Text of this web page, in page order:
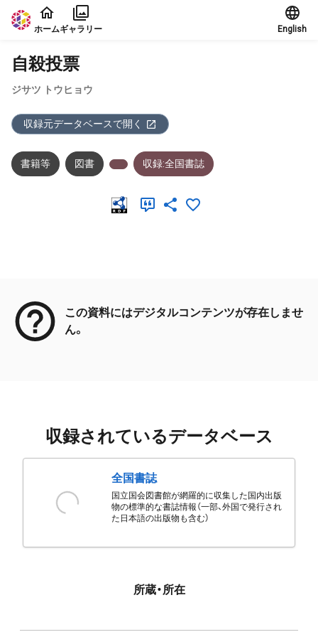
本文に飛ぶ
ホームギャラリー English
自殺投票
ジサツ トウヒョウ
収録元データベースで開く
書籍等 図書 収録:全国書誌
この資料にはデジタルコンテンツが存在しませ
ん。
収録されているデータベース
全国書誌
国立国会図書館が網羅的に収集した国内出版
物の標準的な書誌情報（一部、外国で発行され
た日本語の出版物も含む）
所蔵・所在